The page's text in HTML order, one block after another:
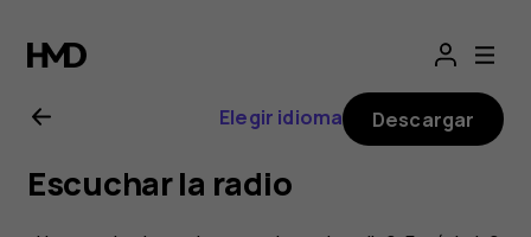
Guía
del
usuario
Elegir idioma Descargar
Escuchar la radio